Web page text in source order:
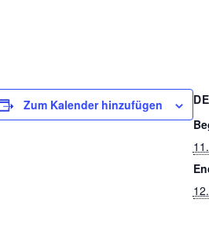
Zum Kalender hinzufügen